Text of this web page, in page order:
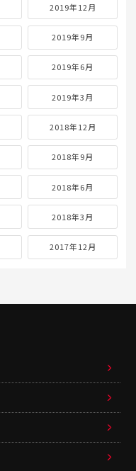
2019年12月
2019年9月
2019年6月
2019年3月
2018年12月
2018年9月
2018年6月
2018年3月
2017年12月